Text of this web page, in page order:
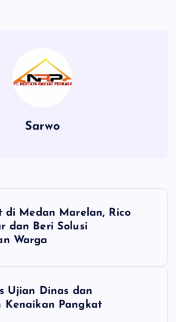
Sarwo
di Medan Marelan, Rico
dan Beri Solusi
Warga
Ujian Dinas dan
Kenaikan Pangkat